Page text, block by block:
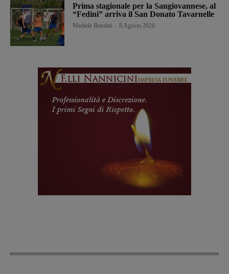
Prima stagionale per la Sangiovannese, al
“Fedini” arriva il San Donato Tavarnelle
Michele Bossini 8 Agosto 2026